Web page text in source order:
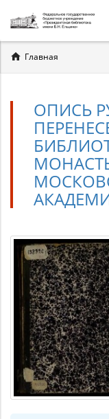
Вы
здесь
Главная
ОПИСЬ